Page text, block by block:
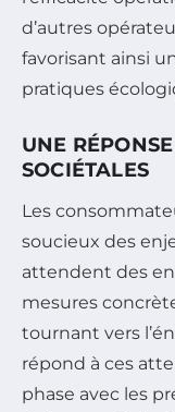
d’autres
favorisant ainsi
pratiques
UNE
SOCIÉTALES
Les
soucieux des
attendent des
mesures
tournant vers
répond à ces
phase avec les